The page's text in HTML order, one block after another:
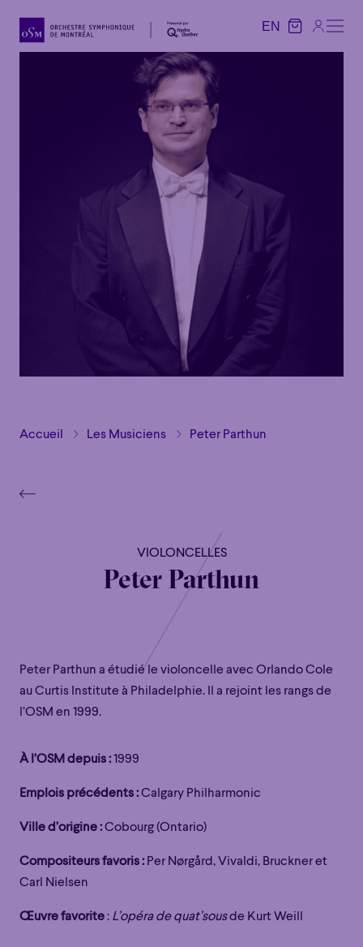
EN
EN
Accueil Les Musiciens Peter Parthun
VIOLONCELLES
Peter Parthun
Peter Parthun a étudié le violoncelle avec Orlando Cole
au Curtis Institute à Philadelphie. Il a rejoint les rangs de
l’OSM en 1999.
À l’OSM depuis :1999
Emplois précédents :Calgary Philharmonic
Ville d’origine :Cobourg (Ontario)
Compositeurs favoris :Per Nørgård, Vivaldi, Bruckner et
Carl Nielsen
Œuvre favorite: L’opéra de quat’sousde Kurt Weill